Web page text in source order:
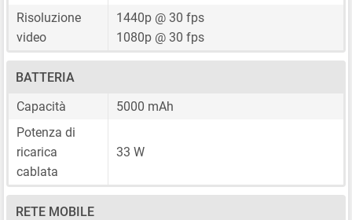
Risoluzione
video
1440p @ 30 fps
1080p @ 30 fps
BATTERIA
Capacità
5000 mAh
Potenza di
ricarica
cablata
33 W
RETE MOBILE